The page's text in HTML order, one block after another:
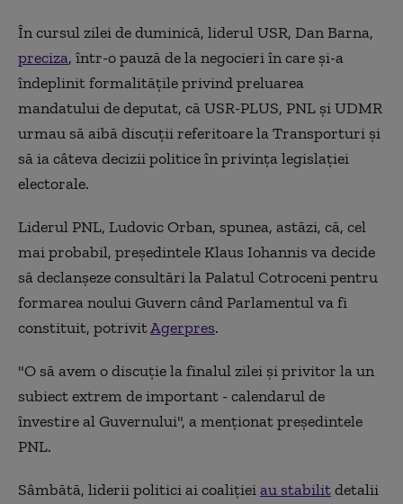
În cursul zilei de duminică, liderul USR, Dan Barna,
preciza, într-o pauză de la negocieri în care și-a
îndeplinit formalitățile privind preluarea
mandatului de deputat, că USR-PLUS, PNL şi UDMR
urmau să aibă discuţii referitoare la Transporturi şi
să ia câteva decizii politice în privinţa legislaţiei
electorale.
Liderul PNL, Ludovic Orban, spunea, astăzi, că, cel
mai probabil, preşedintele Klaus Iohannis va decide
să declanşeze consultări la Palatul Cotroceni pentru
formarea noului Guvern când Parlamentul va fi
constituit, potrivitAgerpres.
"O să avem o discuţie la finalul zilei şi privitor la un
subiect extrem de important - calendarul de
învestire al Guvernului", a menţionat preşedintele
PNL.
Sâmbătă, liderii politici ai coalițieiau stabilitdetalii